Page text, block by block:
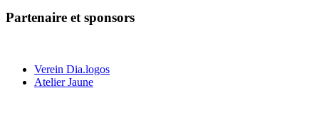
Partenaire et sponsors
Verein Dia.logos
Atelier Jaune